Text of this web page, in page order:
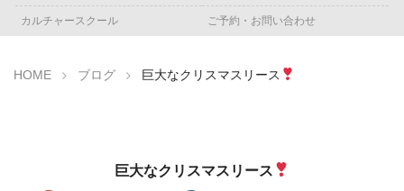
カルチャースクール ご予約・お問い合わせ
HOME ブログ 巨大なクリスマスリース
巨大なクリスマスリース